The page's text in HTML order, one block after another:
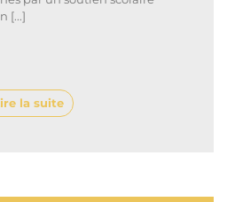
[...]
la suite